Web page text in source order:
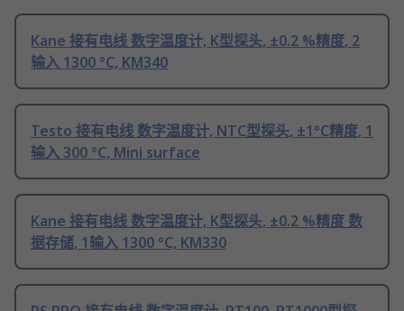
Kane 接有电线 数字温度计, K型探头, ±0.2 %精度, 2
输入 1300 °C, KM340
Testo 接有电线 数字温度计, NTC型探头, ±1°C精度, 1
输入 300 °C, Mini surface
Kane 接有电线 数字温度计, K型探头, ±0.2 %精度 数
据存储, 1输入 1300 °C, KM330